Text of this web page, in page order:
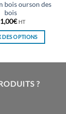
bois ourson des
bois
€ HT
DES OPTIONS
variations.
?